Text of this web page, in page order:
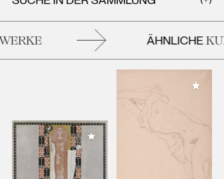
ÄHNLICHE
Meiner Sammlung hinzufügen
Meiner